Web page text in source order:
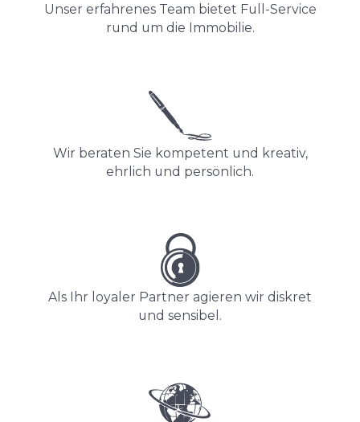
Unser erfahrenes Team bietet Full-Service
rund um die Immobilie.
Wir beraten Sie kompetent und kreativ,
ehrlich und persönlich.
Als Ihr loyaler Partner agieren wir diskret
und sensibel.